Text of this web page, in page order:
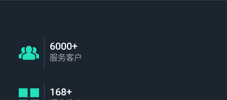
6000+
服务客户
168+